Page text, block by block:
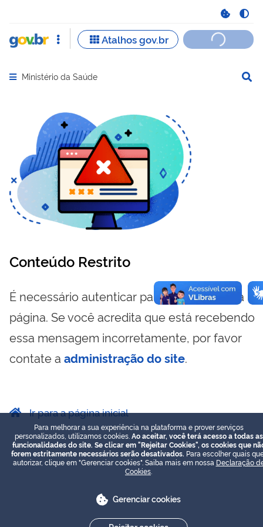
Abrir menu principal de navegação
Ministério da Saúde
Conteúdo Restrito
É necessário autenticar para visualizar essa
página. Se você acredita que está recebendo
essa mensagem incorretamente, por favor
contate a administração do site.
Ir para a página inicial
Para melhorar a sua experiência na plataforma e prover serviços
personalizados, utilizamos cookies. Ao aceitar, você terá acesso a todas as
funcionalidades do site. Se clicar em "Rejeitar Cookies", os cookies que
forem estritamente necessários serão desativados. Para escolher quais
autorizar, clique em "Gerenciar cookies". Saiba mais em nossa Declaração
Cookies
Gerenciar cookies